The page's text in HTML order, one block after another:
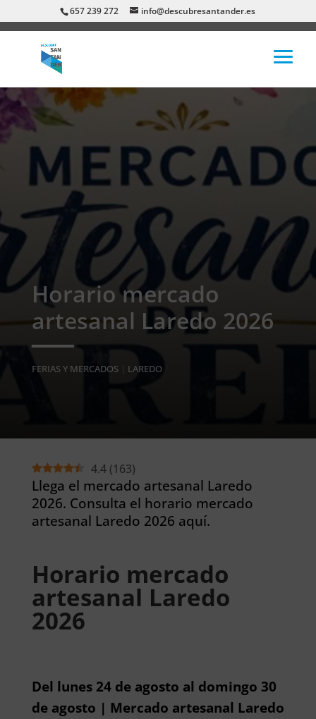
657 239 272 info@descubresantander.es
Horario mercado
artesanal Laredo 2026
FERIAS Y MERCADOS| LAREDO
4.4 (163)
Llega el mercado artesanal Laredo
2026. Consulta el horario mercado
artesanal Laredo 2026 aquí.
Horario mercado
artesanal Laredo
2026
Del lunes 24 de agosto al domingo 30
de agosto | Mercado artesanal Laredo